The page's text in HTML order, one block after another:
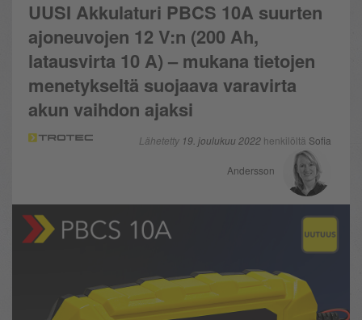
UUSI Akkulaturi PBCS 10A suurten
ajoneuvojen 12 V:n (200 Ah,
latausvirta 10 A) – mukana tietojen
menetykseltä suojaava varavirta
akun vaihdon ajaksi
Lähetetty 19. joulukuu 2022 henkilöltä Sofia
Andersson